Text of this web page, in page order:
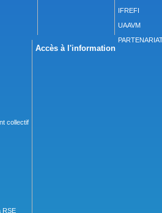
IFREFI
UAAVM
collectif
RSE
Accès à l'information